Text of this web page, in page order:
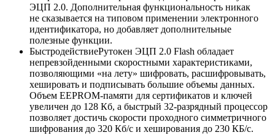
ЭЦП 2.0. Дополнительная функциональность никак
не сказывается на типовом применении электронного
идентификатора, но добавляет дополнительные
полезные функции.
БыстродействиеРутокен ЭЦП 2.0 Flash обладает
непревзойденными скоростными характеристиками,
позволяющими «на лету» шифровать, расшифровывать,
хешировать и подписывать большие объемы данных.
Объем EEPROM-памяти для сертификатов и ключей
увеличен до 128 Кб, а быстрый 32-разрядный процессор
позволяет достичь скорости проходного симметричного
шифрования до 320 Кб/с и хеширования до 230 КБ/с.